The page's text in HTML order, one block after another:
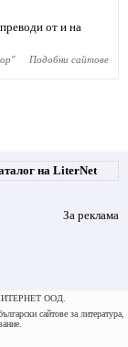
от и на
" Подобни сайтове
на LiterNet
За реклама
ЛИТЕРНЕТ ООД.
сайтове за литература,